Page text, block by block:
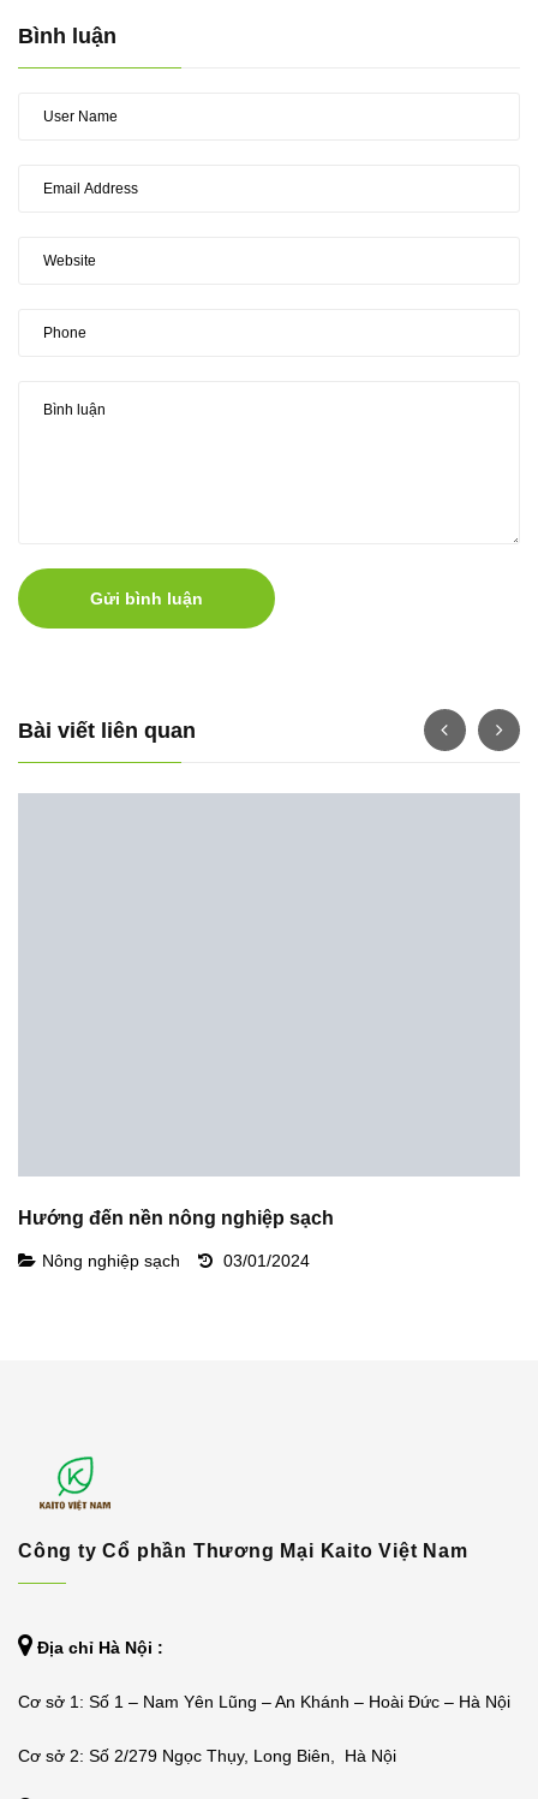
Bình luận
Gửi bình luận
Bài viết liên quan
Hướng đến nền nông nghiệp sạch
Nông nghiệp sạch 03/01/2024
Công ty Cổ phần Thương Mại Kaito Việt Nam
Địa chỉ Hà Nội :
Cơ sở 1: Số 1 – Nam Yên Lũng – An Khánh – Hoài Đức – Hà Nội
Cơ sở 2: Số 2/279 Ngọc Thụy, Long Biên, Hà Nội